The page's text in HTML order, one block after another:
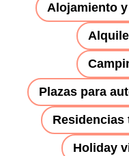
Alojamiento
Plazas para
Residencias
Holiday